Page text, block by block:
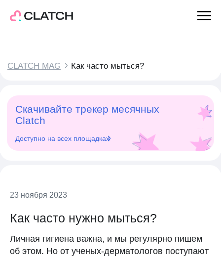
Доступно на всех площадках
23 ноября 2023
Как часто нужно мыться?
Личная гигиена важна, и мы регулярно пишем
об этом. Но от ученых-дерматологов поступают
Правила использования
О Нас
Наши героини